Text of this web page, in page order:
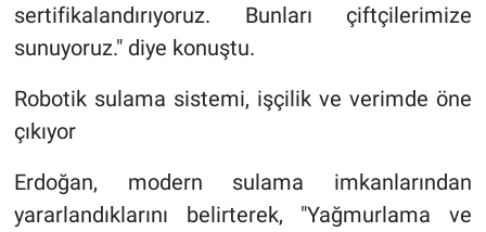
sertifikalandırıyoruz. Bunları çiftçilerimize
sunuyoruz." diye konuştu.
Robotik sulama sistemi, işçilik ve verimde öne
çıkıyor
Erdoğan, modern sulama imkanlarından
yararlandıklarını belirterek, "Yağmurlama ve